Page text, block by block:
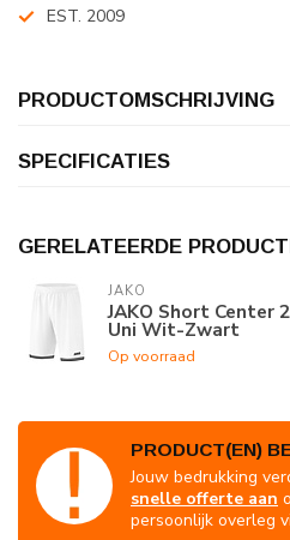
EST. 2009
PRODUCTOMSCHRIJVING
SPECIFICATIES
GERELATEERDE
JAKO
JAKO Short Center
Uni Wit-Zwart
Op voorraad
PRODUCT(EN)
Jouw bedrukking
snelle offerte aan
persoonlijk overleg